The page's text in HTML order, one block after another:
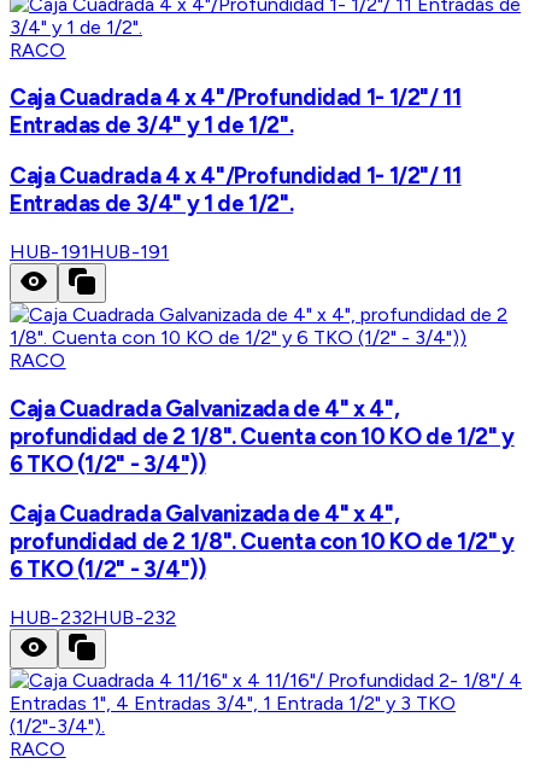
RACO
Caja Cuadrada 4 x 4"/Profundidad 1- 1/2"/ 11
Entradas de 3/4" y 1 de 1/2".
Caja Cuadrada 4 x 4"/Profundidad 1- 1/2"/ 11
Entradas de 3/4" y 1 de 1/2".
HUB-191HUB-191
RACO
Caja Cuadrada Galvanizada de 4" x 4",
profundidad de 2 1/8". Cuenta con 10 KO de 1/2" y
6 TKO (1/2" - 3/4"))
Caja Cuadrada Galvanizada de 4" x 4",
profundidad de 2 1/8". Cuenta con 10 KO de 1/2" y
6 TKO (1/2" - 3/4"))
HUB-232HUB-232
RACO